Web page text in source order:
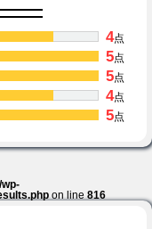
4点
5点
5点
4点
5点
on line816